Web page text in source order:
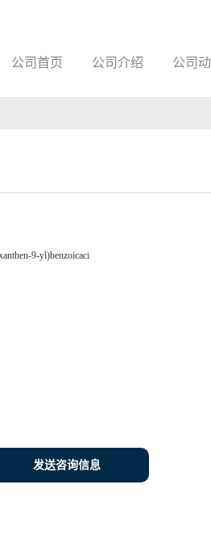
公司首页 公司介绍 公司
9-yl)benzoicaci
发送咨询信息